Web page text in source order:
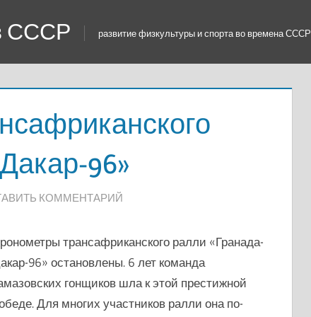
СССР развитие физкультуры и спорта во времена СССР
96»
КОММЕНТАРИЙ
трансафриканского ралли «Гранада-
96» остановлены. 6 лет команда
гонщиков шла к этой престижной
Для многих участников ралли она по-